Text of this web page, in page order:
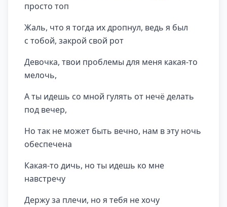
просто топ
Жаль, что я тогда их дропнул, ведь я был
с тобой, закрой свой рот
Девочка, твои проблемы для меня какая-то
мелочь,
А ты идешь со мной гулять от нечё делать
под вечер,
Но так не может быть вечно, нам в эту ночь
обеспечена
Какая-то дичь, но ты идешь ко мне
навстречу
Держу за плечи, но я тебя не хочу